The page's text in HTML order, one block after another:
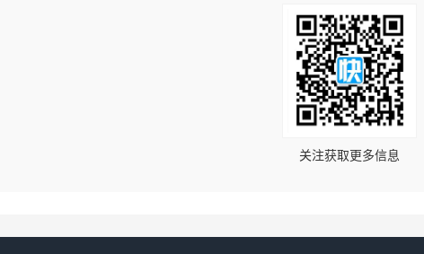
关注获取更多信息